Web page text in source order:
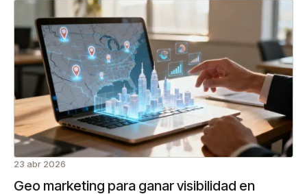
23 abr 2026
Geo marketing para ganar visibilidad en